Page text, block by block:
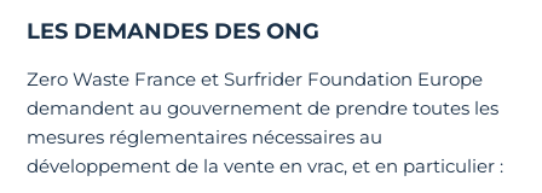
LES DEMANDES DES ONG
Zero Waste France et Surfrider Foundation Europe
demandent au gouvernement de prendre toutes les
mesures réglementaires nécessaires au
développement de la vente en vrac, et en particulier :